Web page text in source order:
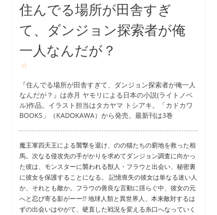
住んでる場所が田舎すぎ
て、ダンジョン探索者が俺
一人なんだが？
☆
『住んでる場所が田舎すぎて、ダンジョン探索者が俺一人
なんだが？』は赤月 ヤモリによる日本の小説(ライトノベ
ル)作品。イラスト担当はタカヤマ トシアキ。「カドカワ
BOOKS」（KADOKAWA）から発売。最新刊は3巻
魔王軍四天王による襲撃を退け、のの猫たちの窮地を救った相
馬。次なる侵攻先の手がかりを求めてダンジョン調査に向かっ
た彼は、モンスターに襲われる獣人・フラウと出会い、秘密裏
に彼女を保護することになる。 記憶喪失の彼女は単なる迷い人
か、それとも敵か。フラウの善良な言動に揺らぐ中、彼女の元
へと忍び寄る影がーー!? 地球人類と異世界人、本来敵対するは
ずの出会いはやがて、硬直した戦況を変える糸口へなっていく